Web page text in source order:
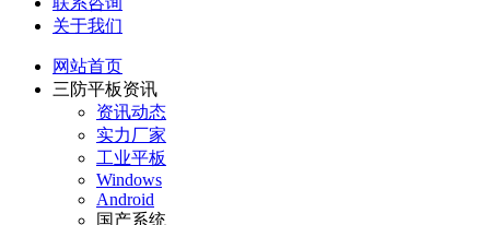
关于我们
网站首页
三防平板资讯
资讯动态
实力厂家
工业平板
Windows
Android
国产系统